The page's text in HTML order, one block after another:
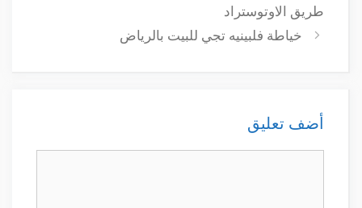
طريق الاوتوستراد
خياطة فلبينيه تجي للبيت بالرياض
أضف تعليق